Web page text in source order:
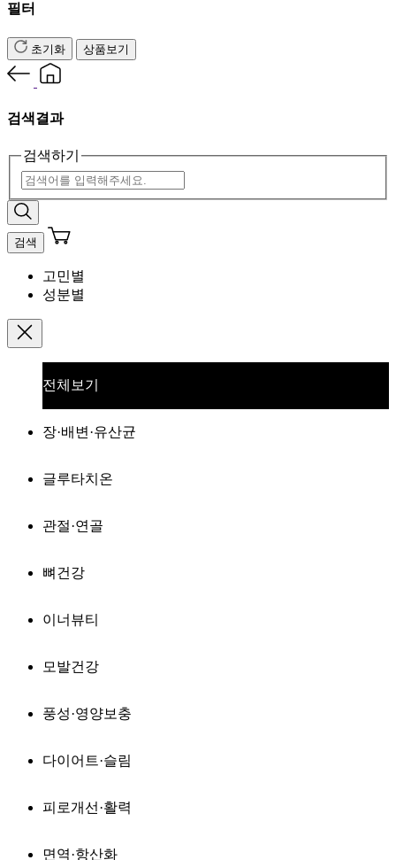
필터
초기화 상품보기
검색결과
검색하기
검색
고민별
성분별
전체보기
장·배변·유산균
글루타치온
관절·연골
뼈건강
이너뷰티
모발건강
풍성·영양보충
다이어트·슬림
피로개선·활력
면역·항산화